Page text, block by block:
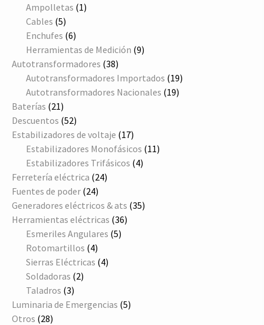
productos
Ampolletas 11
Cables 55
productos
Enchufes 66
productos
Herramientas de Medición 99
Autotransformadores 3838
productos
Autotransformadores Importados 1919
Autotransformadores Nacionales 1919
Baterías 2121
productos
Descuentos 5252
productos
Estabilizadores de voltaje 1717
productos
Estabilizadores Monofásicos 1111
Estabilizadores Trifásicos 44
Ferretería eléctrica 2424
Fuentes de poder 2424
productos
Generadores eléctricos & ats 3535
Herramientas eléctricas 3636
Esmeriles Angulares 55
Rotomartillos 44
productos
Sierras Eléctricas 44
Soldadoras 22
Taladros 33
productos
Luminaria de Emergencias 55
Otros 2828